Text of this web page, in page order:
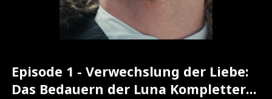
Episode 1 - Verwechslung der Liebe:
Das Bedauern der Luna Kompletter